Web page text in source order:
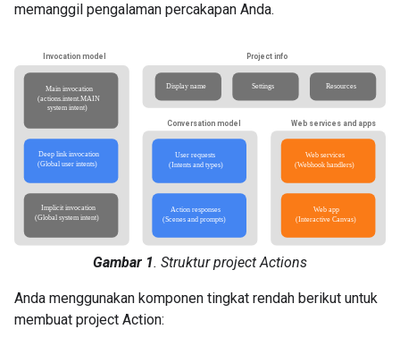
memanggil pengalaman percakapan Anda.
Gambar 1. Struktur project Actions
Anda menggunakan komponen tingkat rendah berikut untuk
membuat project Action: